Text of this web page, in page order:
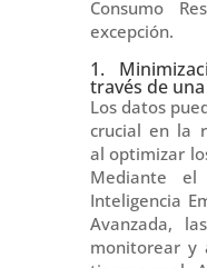
Consumo
excepción.
1.
través de
Los datos
crucial en la
al optimizar
Mediante
Inteligencia
Avanzada,
monitorear y